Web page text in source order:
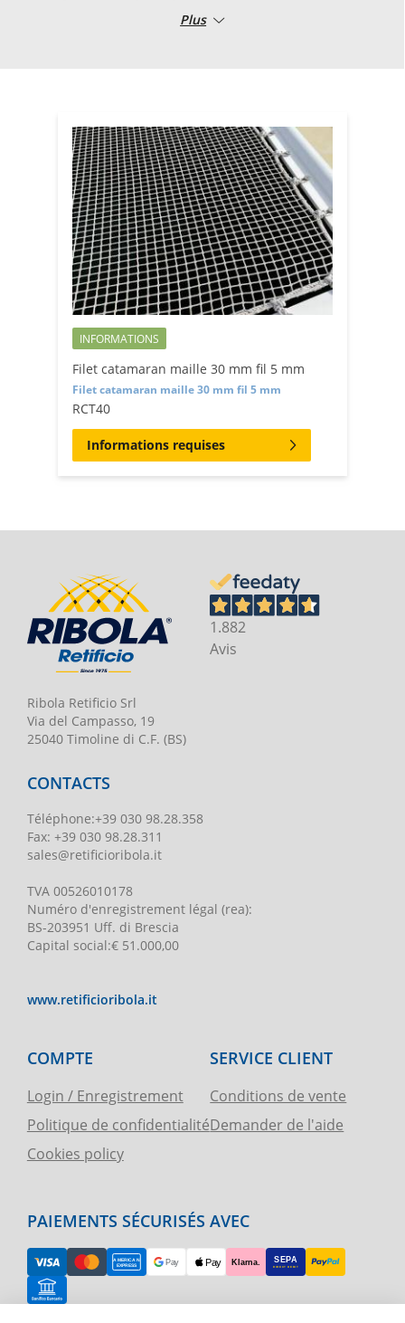
Plus
INFORMATIONS
Filet catamaran maille 30 mm fil 5 mm
Filet catamaran maille 30 mm fil 5 mm
RCT40
Informations requises
Ribola Retificio Srl
Via del Campasso, 19
25040 Timoline di C.F. (BS)
1.882
Avis
CONTACTS
Téléphone:+39 030 98.28.358
Fax: +39 030 98.28.311
sales@retificioribola.it
TVA 00526010178
Numéro d'enregistrement légal (rea):
BS-203951 Uff. di Brescia
Capital social:€ 51.000,00
www.retificioribola.it
COMPTE
Login / Enregistrement
Politique de confidentialité
Cookies policy
SERVICE CLIENT
Conditions de vente
Demander de l'aide
PAIEMENTS SÉCURISÉS AVEC